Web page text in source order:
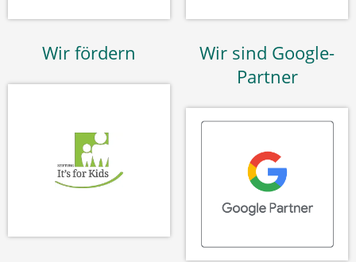
Wir fördern
Wir sind Google-
Partner